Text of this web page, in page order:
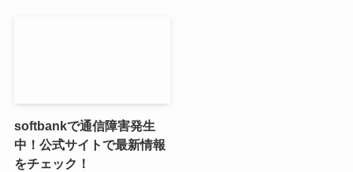
softbankで通信障害発生
中！公式サイトで最新情報
をチェック！